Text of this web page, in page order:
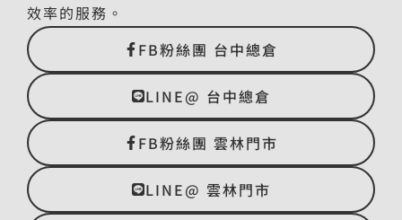
效率的服務。
FB粉絲團 台中總倉
LINE@ 台中總倉
FB粉絲團 雲林門市
LINE@ 雲林門市